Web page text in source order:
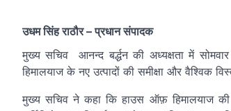
उधम सिंह राठौर – प्रधान संपादक
मुख्य सचिव आनन्द बर्द्धन की अध्यक्षता में
हिमालयाज के नए उत्पादों की समीक्षा और वैश्विक
मुख्य सचिव ने कहा कि हाउस ऑफ़ हिमालयाज की